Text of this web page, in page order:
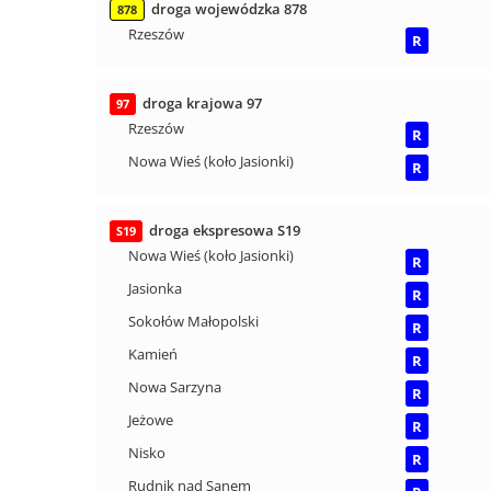
878
droga wojewódzka 878
Rzeszów
R
97
droga krajowa 97
Rzeszów
R
Nowa Wieś (koło Jasionki)
R
S19
droga ekspresowa S19
Nowa Wieś (koło Jasionki)
R
Jasionka
R
Sokołów Małopolski
R
Kamień
R
Nowa Sarzyna
R
Jeżowe
R
Nisko
R
Rudnik nad Sanem